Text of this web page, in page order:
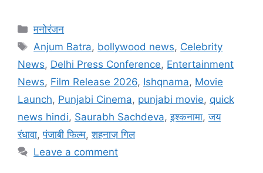
मनोरंजन
Anjum Batra, bollywood news, Celebrity
News, Delhi Press Conference, Entertainment
News, Film Release 2026, Ishqnama, Movie
Launch, Punjabi Cinema, punjabi movie, quick
news hindi, Saurabh Sachdeva,इश्कनामा,जय
रंधावा,पंजाबी फिल्म,शहनाज़ गिल
Leave a comment